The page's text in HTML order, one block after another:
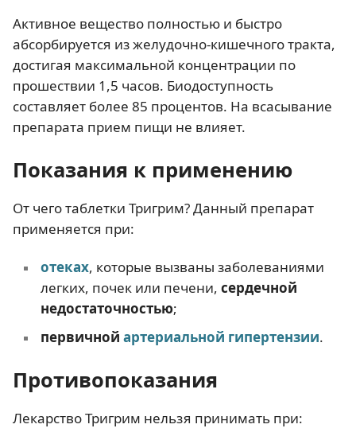
Активное вещество полностью и быстро
абсорбируется из желудочно-кишечного тракта,
достигая максимальной концентрации по
прошествии 1,5 часов. Биодоступность
составляет более 85 процентов. На всасывание
препарата прием пищи не влияет.
Показания к применению
От чего таблетки Тригрим? Данный препарат
применяется при:
отеках, которые вызваны заболеваниями
легких, почек или печени, сердечной
недостаточностью;
первичной артериальной гипертензии.
Противопоказания
Лекарство Тригрим нельзя принимать при: